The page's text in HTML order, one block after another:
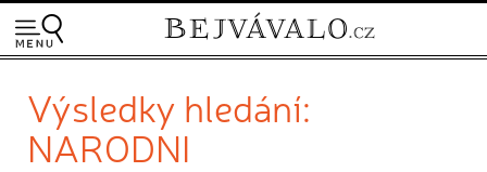
Výsledky hledání:
NARODNI